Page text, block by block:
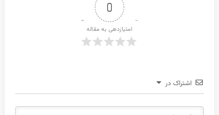
0
امتیازدهی به مقاله
اشتراک در